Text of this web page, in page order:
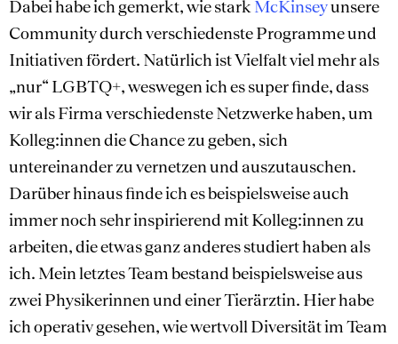
Dabei habe ich gemerkt, wie starkMcKinseyunsere
Community durch verschiedenste Programme und
Initiativen fördert. Natürlich ist Vielfalt viel mehr als
„nur“ LGBTQ+, weswegen ich es super finde, dass
wir als Firma verschiedenste Netzwerke haben, um
Kolleg:innen die Chance zu geben, sich
untereinander zu vernetzen und auszutauschen.
Darüber hinaus finde ich es beispielsweise auch
immer noch sehr inspirierend mit Kolleg:innen zu
arbeiten, die etwas ganz anderes studiert haben als
ich. Mein letztes Team bestand beispielsweise aus
zwei Physikerinnen und einer Tierärztin. Hier habe
ich operativ gesehen, wie wertvoll Diversität im Team